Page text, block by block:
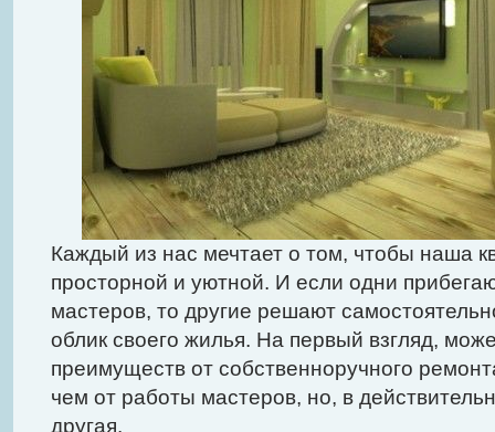
Каждый из нас мечтает о том, чтобы наша
просторной и уютной. И если одни
мастеров, то другие решают
облик своего жилья. На первый взгляд,
преимуществ от собственноручного
чем от работы мастеров, но, в
другая.